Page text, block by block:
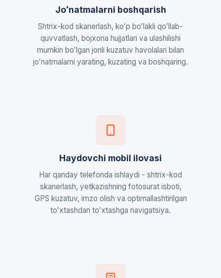
Joʻnatmalarni boshqarish
Shtrix-kod skanerlash, koʻp boʻlakli qoʻllab-
quvvatlash, bojxona hujjatlari va ulashilishi
mumkin boʻlgan jonli kuzatuv havolalari bilan
joʻnatmalarni yarating, kuzating va boshqaring.
Haydovchi mobil ilovasi
Har qanday telefonda ishlaydi - shtrix-kod
skanerlash, yetkazishning fotosurat isboti,
GPS kuzatuv, imzo olish va optimallashtirilgan
toʻxtashdan toʻxtashga navigatsiya.